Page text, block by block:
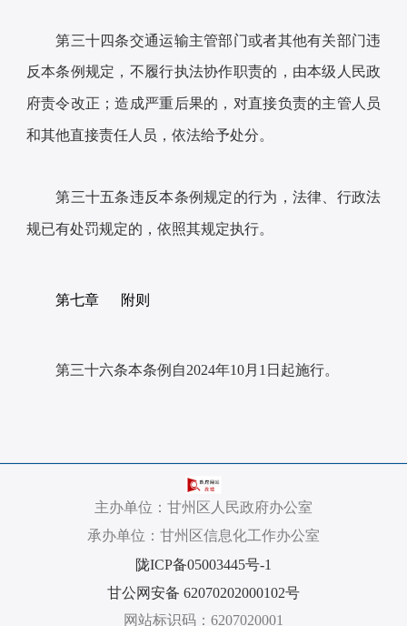
第三十四条交通运输主管部门或者其他有关部门违
反本条例规定，不履行执法协作职责的，由本级人民政
府责令改正；造成严重后果的，对直接负责的主管人员
和其他直接责任人员，依法给予处分。
第三十五条违反本条例规定的行为，法律、行政法
规已有处罚规定的，依照其规定执行。
第七章 附则
第三十六条本条例自2024年10月1日起施行。
主办单位：甘州区人民政府办公室
承办单位：甘州区信息化工作办公室
陇ICP备05003445号-1
甘公网安备 62070202000102号
网站标识码：6207020001